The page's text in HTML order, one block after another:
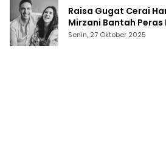
Raisa Gugat Cerai
Mirzani Bantah Peras
Senin, 27 Oktober 2025